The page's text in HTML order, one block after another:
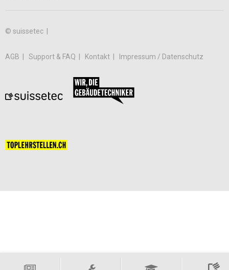
© suissetec |
AGB Support & FAQ Kontakt Impressum / Datenschutz